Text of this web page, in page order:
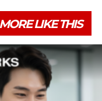
MORE LIKE THIS